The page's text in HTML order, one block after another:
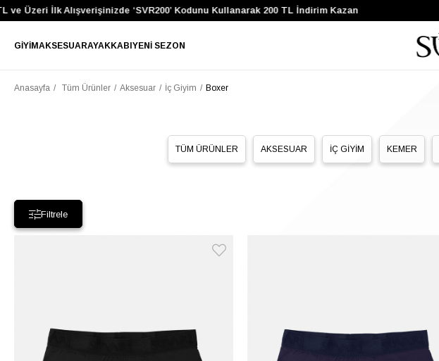
ve Üzeri İlk Alışverişinizde ‘SVR200’ Kodunu Kullanarak 200 TL İndirim Kazan
GIYIMAKSESUARAYAKKABIYENI SEZON
Anasayfa Tüm Ürünler Aksesuar İç Giyim Boxer
TÜM ÜRÜNLER AKSESUAR İÇ GİYİM KEMER
Filtrele